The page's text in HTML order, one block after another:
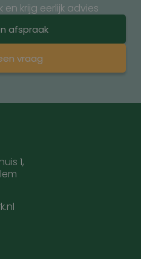
krijg eerlijk advies
afspraak
vraag
1,